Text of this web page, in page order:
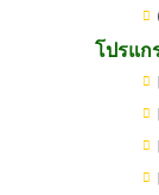
โปรแก
คอลลา
คอลลา